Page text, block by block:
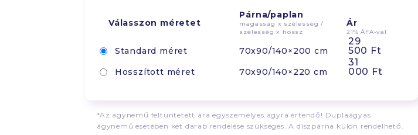
Válasszon méretet
Párna/paplan
magasság x szélesség /
szélesség x hossz
Ár
21% ÁFA-val
Standard méret 70x90/140×200 cm
29
500 Ft
Hosszított méret 70x90/140×220 cm
31
000 Ft
*Az ágynemű feltüntetett ára egyszemélyes ágyra értendő! Duplaágyas
ágynemű esetében két darab rendelése szükséges. A díszpárna külön rendelhető.